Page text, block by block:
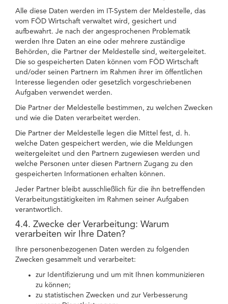
Alle diese Daten werden im IT-System der Meldestelle, das
vom FÖD Wirtschaft verwaltet wird, gesichert und
aufbewahrt. Je nach der angesprochenen Problematik
werden Ihre Daten an eine oder mehrere zuständige
Behörden, die Partner der Meldestelle sind, weitergeleitet.
Die so gespeicherten Daten können vom FÖD Wirtschaft
und/oder seinen Partnern im Rahmen ihrer im öffentlichen
Interesse liegenden oder gesetzlich vorgeschriebenen
Aufgaben verwendet werden.
Die Partner der Meldestelle bestimmen, zu welchen Zwecken
und wie die Daten verarbeitet werden.
Die Partner der Meldestelle legen die Mittel fest, d. h.
welche Daten gespeichert werden, wie die Meldungen
weitergeleitet und den Partnern zugewiesen werden und
welche Personen unter diesen Partnern Zugang zu den
gespeicherten Informationen erhalten können.
Jeder Partner bleibt ausschließlich für die ihn betreffenden
Verarbeitungstätigkeiten im Rahmen seiner Aufgaben
verantwortlich.
4.4. Zwecke der Verarbeitung: Warum
verarbeiten wir Ihre Daten?
Ihre personenbezogenen Daten werden zu folgenden
Zwecken gesammelt und verarbeitet:
zur Identifizierung und um mit Ihnen kommunizieren
zu können;
zu statistischen Zwecken und zur Verbesserung